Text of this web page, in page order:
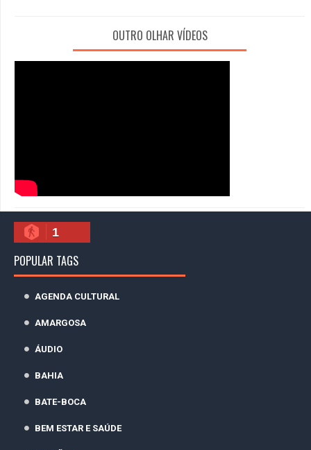
OUTRO OLHAR VÍDEOS
1
POPULAR TAGS
AGENDA CULTURAL
AMARGOSA
ÁUDIO
BAHIA
BATE-BOCA
BEM ESTAR E SAÚDE